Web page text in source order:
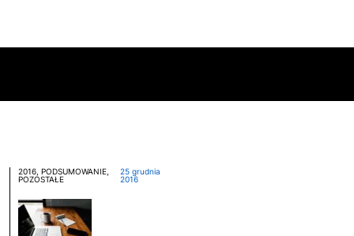
2016, PODSUMOWANIE,
POZOSTAŁE
25 grudnia
2016